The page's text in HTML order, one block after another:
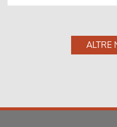
ALTRE